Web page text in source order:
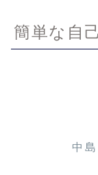
簡単な自
中